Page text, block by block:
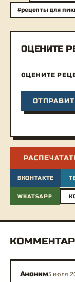
#рецепты для
ОЦЕНИТЕ
ОЦЕНИТЕ
ВКОНТАКТЕ
WHATSAPP
Аноним5 июля